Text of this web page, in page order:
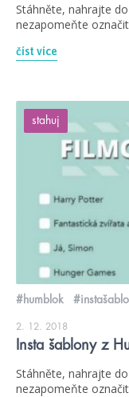
Stáhněte, nahrajte
nezapomeňte
číst více
stahuj
#humblok
2. 12. 2018
Insta šablony z
Stáhněte, nahrajte
nezapomeňte